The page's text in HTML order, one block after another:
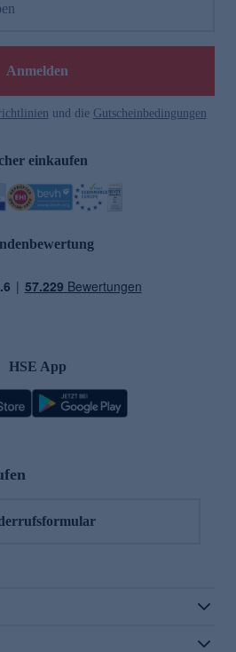
Anmelden
und die Gutscheinbedingungen
einkaufen
HSE App